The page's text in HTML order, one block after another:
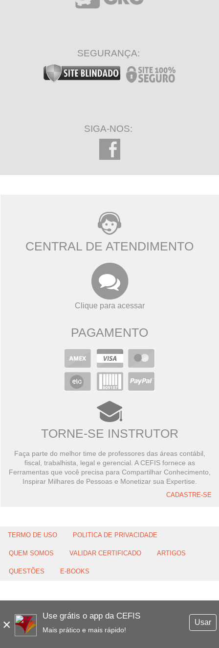
×
Use grátis o app da CEFIS
Mais prático e mais rápido!
Usar
SEGURANÇA:
SIGA-NOS:
CENTRAL DE ATENDIMENTO
Clique para acessar
PAGAMENTO
TORNE-SE INSTRUTOR
Faça parte do melhor time de professores das áreas contábil,
fiscal, trabalhista, legal e gerencial. A CEFIS fornece as
Ferramentas que você precisa para Compartilhar Conhecimento,
Inspirar Milhares de Pessoas e Monetizar sua Expertise.
CADASTRE-SE
TERMO DE USO POLITICA DE PRIVACIDADE
QUEM SOMOS VALIDAR CERTIFICADO ARTIGOS
QUESTÕES E-BOOKS